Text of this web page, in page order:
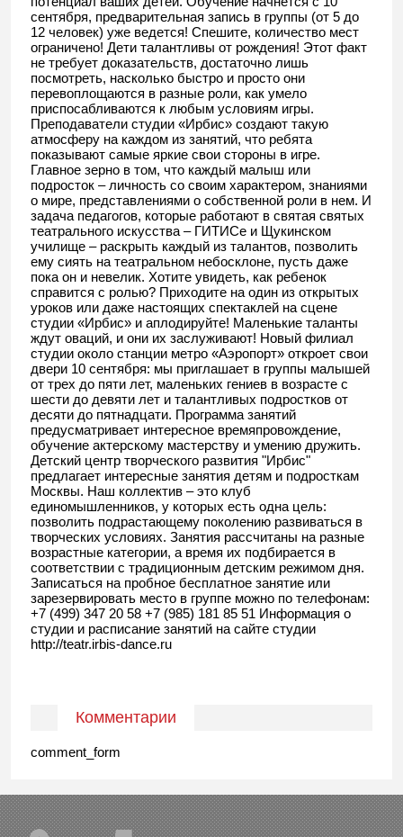
сентября, предварительная запись в группы (от 5 до
12 человек) уже ведется! Спешите, количество мест
ограничено! Дети талантливы от рождения! Этот факт
не требует доказательств, достаточно лишь
посмотреть, насколько быстро и просто они
перевоплощаются в разные роли, как умело
приспосабливаются к любым условиям игры.
Преподаватели студии «Ирбис» создают такую
атмосферу на каждом из занятий, что ребята
показывают самые яркие свои стороны в игре.
Главное зерно в том, что каждый малыш или
подросток – личность со своим характером, знаниями
о мире, представлениями о собственной роли в нем. И
задача педагогов, которые работают в святая святых
театрального искусства – ГИТИСе и Щукинском
училище – раскрыть каждый из талантов, позволить
ему сиять на театральном небосклоне, пусть даже
пока он и невелик. Хотите увидеть, как ребенок
справится с ролью? Приходите на один из открытых
уроков или даже настоящих спектаклей на сцене
студии «Ирбис» и аплодируйте! Маленькие таланты
ждут оваций, и они их заслуживают! Новый филиал
студии около станции метро «Аэропорт» откроет свои
двери 10 сентября: мы приглашает в группы малышей
от трех до пяти лет, маленьких гениев в возрасте с
шести до девяти лет и талантливых подростков от
десяти до пятнадцати. Программа занятий
предусматривает интересное времяпровождение,
обучение актерскому мастерству и умению дружить.
Детский центр творческого развития "Ирбис"
предлагает интересные занятия детям и подросткам
Москвы. Наш коллектив – это клуб
единомышленников, у которых есть одна цель:
позволить подрастающему поколению развиваться в
творческих условиях. Занятия рассчитаны на разные
возрастные категории, а время их подбирается в
соответствии с традиционным детским режимом дня.
Записаться на пробное бесплатное занятие или
зарезервировать место в группе можно по телефонам:
+7 (499) 347 20 58 +7 (985) 181 85 51 Информация о
студии и расписание занятий на сайте студии
http://teatr.irbis-dance.ru
Комментарии
comment_form